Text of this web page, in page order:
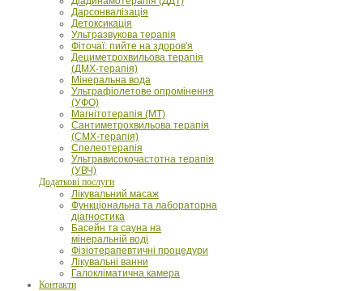
Дарсонвалізація
Детоксикація
Ультразвукова терапія
Фіточаї: пийте на здоров'я
Дециметрохвильова терапія
(ДМХ-терапія)
Мінеральна вода
Ультрафіолетове опромінення
(УФО)
Магнітотерапія (МТ)
Сантиметрохвильова терапія
(СМХ-терапія)
Спелеотерапія
Ультрависокочастотна терапія
(УВЧ)
Додаткові послуги
Лікувальний масаж
Функціональна та лабораторна
діагностика
Басейн та сауна на
мінеральній воді
Фізіотерапевтичні процедури
Лікувальні ванни
Галокліматична камера
Контакти